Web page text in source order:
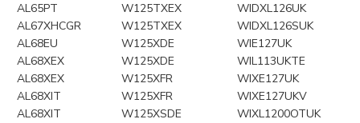
AL65PT
W125TXEX
WIDXL126UK
AL67XHCGR
W125TXEX
WIDXL126SUK
AL68EU
W125XDE
WIE127UK
AL68XEX
W125XDE
WIL113UKTE
AL68XEX
W125XFR
WIXE127UK
AL68XIT
W125XFR
WIXE127UKV
AL68XIT
W125XSDE
WIXL1200OTUK